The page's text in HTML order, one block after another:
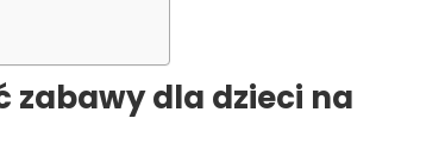
zabawy dla dzieci na